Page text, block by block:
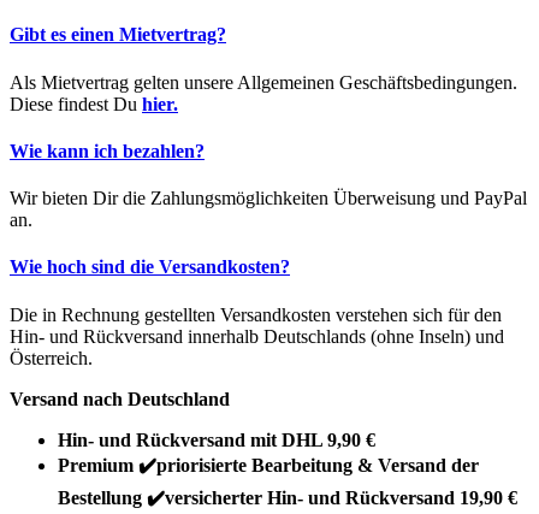
Gibt es einen Mietvertrag?
Als Mietvertrag gelten unsere Allgemeinen Geschäftsbedingungen.
Diese findest Du hier.
Wie kann ich bezahlen?
Wir bieten Dir die Zahlungsmöglichkeiten Überweisung und PayPal
an.
Wie hoch sind die Versandkosten?
Die in Rechnung gestellten Versandkosten verstehen sich für den
Hin- und Rückversand innerhalb Deutschlands (ohne Inseln) und
Österreich.
Versand nach Deutschland
Hin- und Rückversand mit DHL 9,90 €
Premium ✔️priorisierte Bearbeitung & Versand der
Bestellung ✔️versicherter Hin- und Rückversand 19,90 €